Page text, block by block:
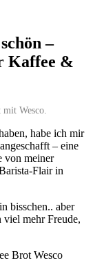
–
Kaffee &
Wesco.
habe ich mir
– eine
von meiner
Flair in
bisschen.. aber
viel mehr Freude,